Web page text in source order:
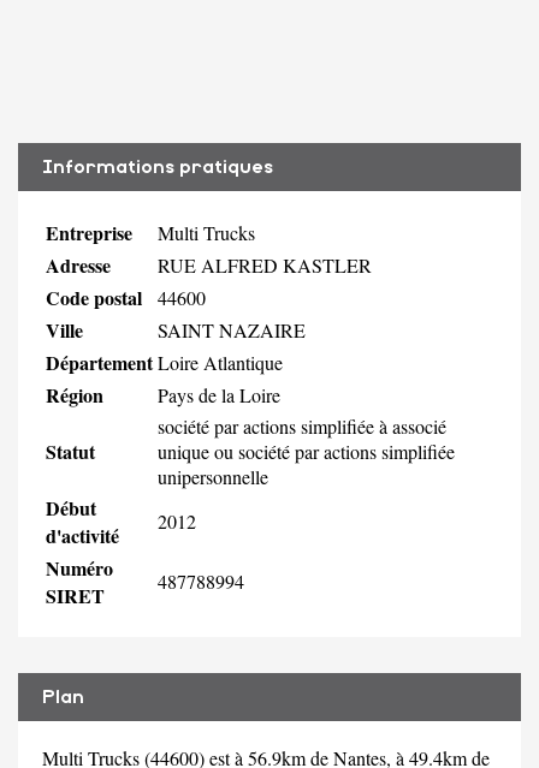
Informations pratiques
Entreprise Multi Trucks
Adresse RUE ALFRED KASTLER
Code postal 44600
Ville SAINT NAZAIRE
DépartementLoire Atlantique
Région Pays de la Loire
Statut
société par actions simplifiée à associé
unique ou société par actions simplifiée
unipersonnelle
Début
d'activité
2012
Numéro
SIRET
487788994
Plan
Multi Trucks (44600) est à 56.9km de Nantes, à 49.4km de